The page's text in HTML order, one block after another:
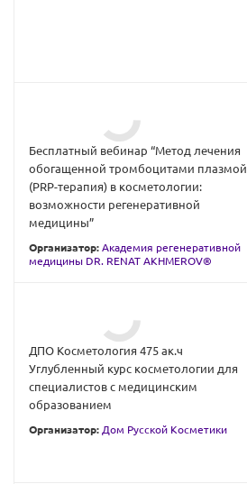
Бесплатный вебинар “Метод лечения
обогащенной тромбоцитами плазмой
(PRP-терапия) в косметологии:
возможности регенеративной
медицины”
Организатор: Академия регенеративной
медицины DR. RENAT AKHMEROV®
ДПО Косметология 475 ак.ч
Углубленный курс косметологии для
специалистов с медицинским
образованием
Организатор: Дом Русской Косметики